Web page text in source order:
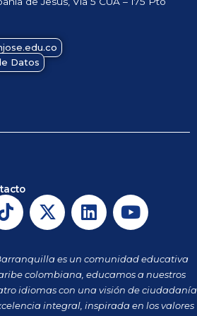
Datos
T
i
t
o
k
X
-
w
i
t
t
L
i
k
e
d
i
Y
o
t
u
b
e
es un comunidad educativa
colombiana, educamos a nuestros
idiomas con una visión de ciudadanía
integral, inspirada en los valores